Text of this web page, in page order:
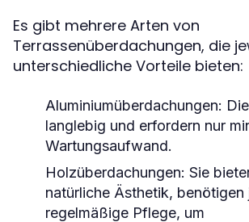
Es gibt mehrere Arten von
Terrassenüberdachungen, die
unterschiedliche Vorteile bieten:
Aluminiumüberdachungen:
langlebig und erfordern nur
Wartungsaufwand.
Holzüberdachungen: Sie
natürliche Ästhetik, benötigen
regelmäßige Pflege, um